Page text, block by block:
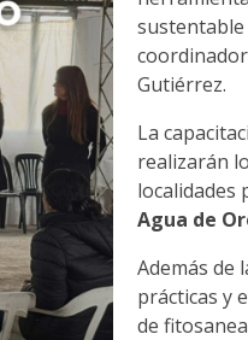
sustentable
Gutiérrez.
La
realizarán
localidades
Agua de
Además de
prácticas y
de